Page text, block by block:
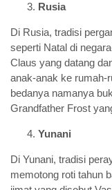
Rusia
Di Rusia, tradisi
seperti Natal di
Claus yang datang
anak-anak ke rumah-
bedanya namanya
Grandfather Frost
Yunani
Di Yunani, tradisi
memotong roti tahun